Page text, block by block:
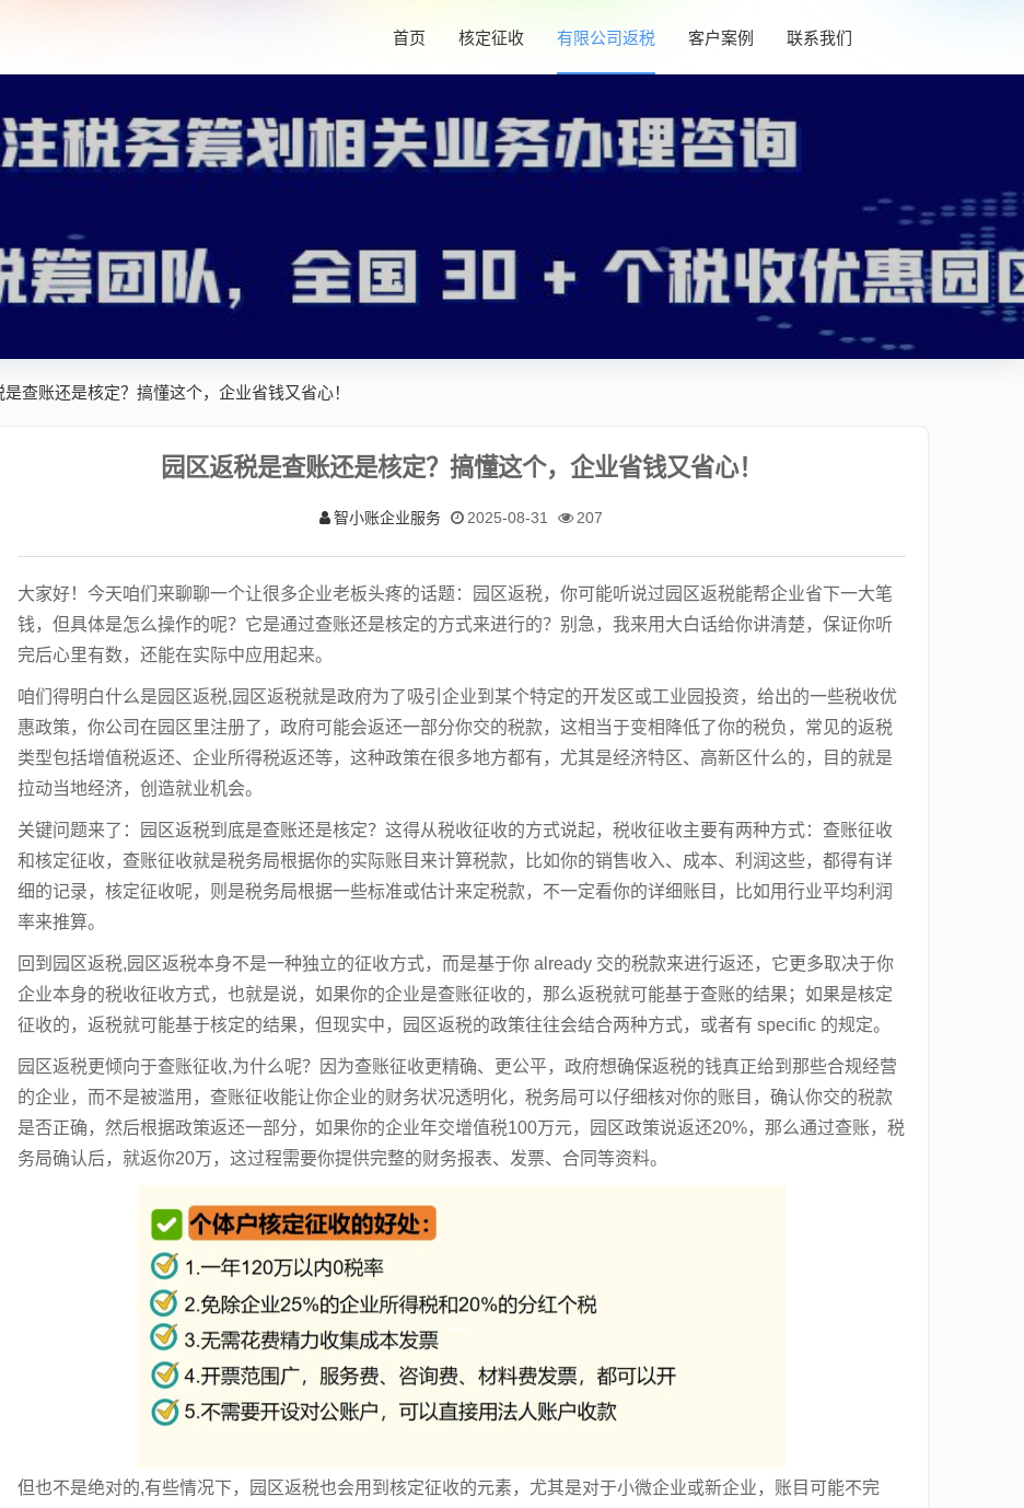
首页 核定征收 有限公司返税 客户案例 联系我们
查账还是核定？搞懂这个，企业省钱又省心！
园区返税是查账还是核定？搞懂这个，企业省钱又省心！
智小账企业服务 2025-08-31 207
大家好！今天咱们来聊聊一个让很多企业老板头疼的话题：园区返税，你可能听说过园区返税能帮企业省下一大笔
钱，但具体是怎么操作的呢？它是通过查账还是核定的方式来进行的？别急，我来用大白话给你讲清楚，保证你听
完后心里有数，还能在实际中应用起来。
咱们得明白什么是园区返税,园区返税就是政府为了吸引企业到某个特定的开发区或工业园投资，给出的一些税收优
惠政策，你公司在园区里注册了，政府可能会返还一部分你交的税款，这相当于变相降低了你的税负，常见的返税
类型包括增值税返还、企业所得税返还等，这种政策在很多地方都有，尤其是经济特区、高新区什么的，目的就是
拉动当地经济，创造就业机会。
关键问题来了：园区返税到底是查账还是核定？这得从税收征收的方式说起，税收征收主要有两种方式：查账征收
和核定征收，查账征收就是税务局根据你的实际账目来计算税款，比如你的销售收入、成本、利润这些，都得有详
细的记录，核定征收呢，则是税务局根据一些标准或估计来定税款，不一定看你的详细账目，比如用行业平均利润
率来推算。
回到园区返税,园区返税本身不是一种独立的征收方式，而是基于你 already 交的税款来进行返还，它更多取决于你
企业本身的税收征收方式，也就是说，如果你的企业是查账征收的，那么返税就可能基于查账的结果；如果是核定
征收的，返税就可能基于核定的结果，但现实中，园区返税的政策往往会结合两种方式，或者有 specific 的规定。
园区返税更倾向于查账征收,为什么呢？因为查账征收更精确、更公平，政府想确保返税的钱真正给到那些合规经营
的企业，而不是被滥用，查账征收能让你企业的财务状况透明化，税务局可以仔细核对你的账目，确认你交的税款
是否正确，然后根据政策返还一部分，如果你的企业年交增值税100万元，园区政策说返还20%，那么通过查账，税
务局确认后，就返你20万，这过程需要你提供完整的财务报表、发票、合同等资料。
但也不是绝对的,有些情况下，园区返税也会用到核定征收的元素，尤其是对于小微企业或新企业，账目可能不完